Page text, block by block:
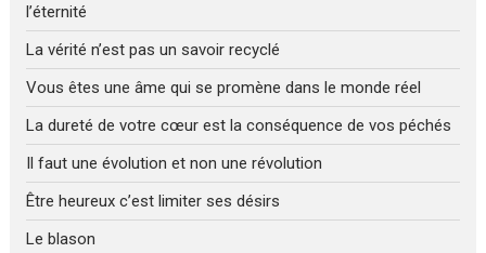
l’éternité
La vérité n’est pas un savoir recyclé
Vous êtes une âme qui se promène dans le monde réel
La dureté de votre cœur est la conséquence de vos péchés
Il faut une évolution et non une révolution
Être heureux c’est limiter ses désirs
Le blason